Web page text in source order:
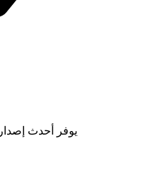
يوفر أحدث إصدار 1.29.3 · حجم الملف هو الأصغر